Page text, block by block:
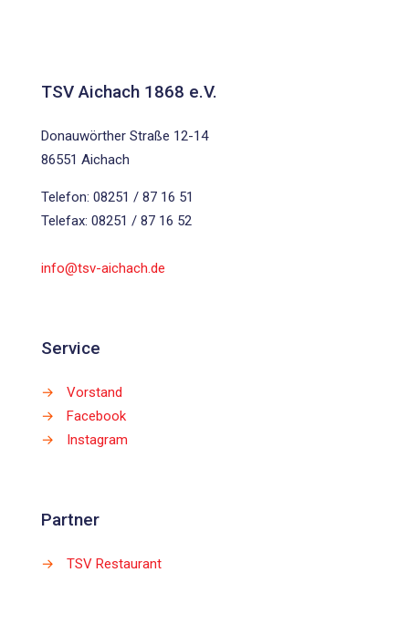
TSV Aichach 1868 e.V.
Donauwörther Straße 12-14
86551 Aichach
Telefon: 08251 / 87 16 51
Telefax: 08251 / 87 16 52
info@tsv-aichach.de
Service
→
Vorstand
→
Facebook
→
Instagram
Partner
→ TSV Restaurant